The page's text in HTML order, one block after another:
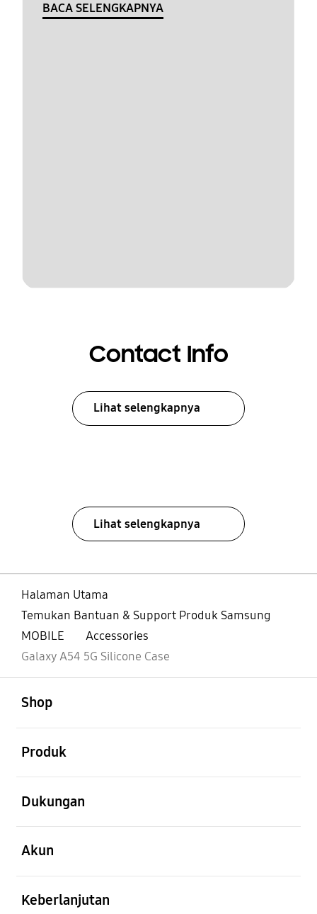
BACA SELENGKAPNYA
Contact Info
Lihat selengkapnya
Lihat selengkapnya
Halaman Utama
Temukan Bantuan & Support Produk Samsung
MOBILE
Accessories
Galaxy A54 5G Silicone Case
Shop
Produk
Dukungan
Akun
Keberlanjutan